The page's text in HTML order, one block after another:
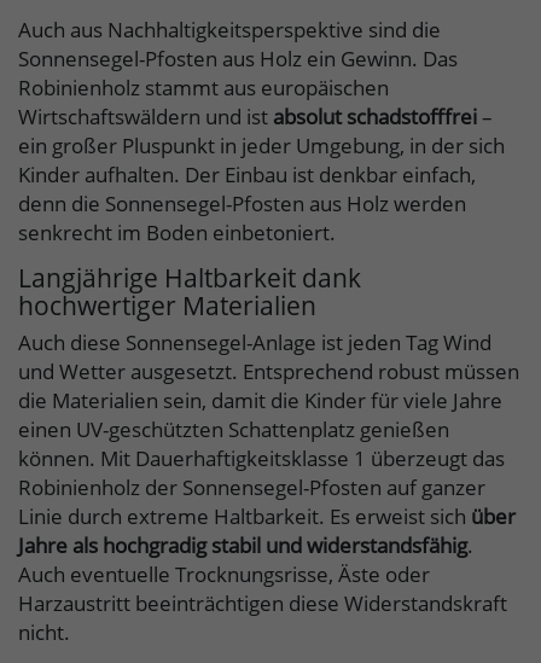
Auch aus Nachhaltigkeitsperspektive sind die
Sonnensegel-Pfosten aus Holz ein Gewinn. Das
Robinienholz stammt aus europäischen
Wirtschaftswäldern und ist absolut schadstofffrei–
ein großer Pluspunkt in jeder Umgebung, in der sich
Kinder aufhalten. Der Einbau ist denkbar einfach,
denn die Sonnensegel-Pfosten aus Holz werden
senkrecht im Boden einbetoniert.
Langjährige Haltbarkeit dank
hochwertiger Materialien
Auch diese Sonnensegel-Anlage ist jeden Tag Wind
und Wetter ausgesetzt. Entsprechend robust müssen
die Materialien sein, damit die Kinder für viele Jahre
einen UV-geschützten Schattenplatz genießen
können. Mit Dauerhaftigkeitsklasse 1 überzeugt das
Robinienholz der Sonnensegel-Pfosten auf ganzer
Linie durch extreme Haltbarkeit. Es erweist sich über
Jahre als hochgradig stabil und widerstandsfähig.
Auch eventuelle Trocknungsrisse, Äste oder
Harzaustritt beeinträchtigen diese Widerstandskraft
nicht.